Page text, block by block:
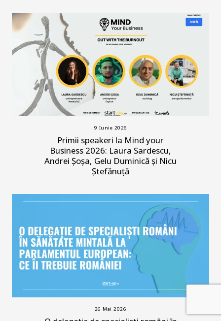
9 Iunie 2026
Primii speakeri la Mind your
Business 2026: Laura Sardescu,
Andrei Șoșa, Gelu Duminică și Nicu
Ștefănuță
26 Mai 2026